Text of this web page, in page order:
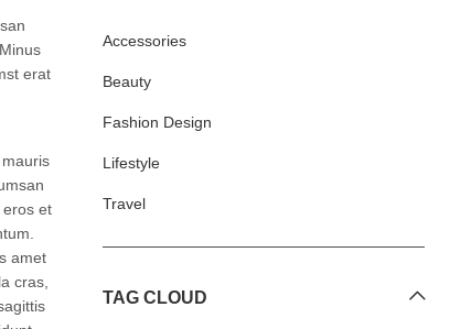
erat
et
amet
cras,
Accessories
Beauty
Fashion Design
Lifestyle
Travel
TAG CLOUD